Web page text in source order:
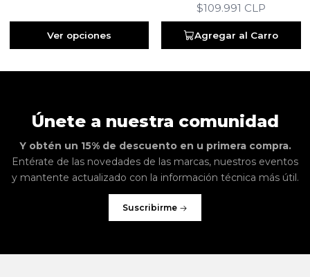
Ver opciones
$109.991 CLP
Agregar al Carro
Únete a nuestra comunidad
Y obtén un 15% de descuento en u primera compra.
Entérate de las novedades de las marcas, nuestros eventos
y mantente actualizado con la información técnica más útil.
Suscribirme